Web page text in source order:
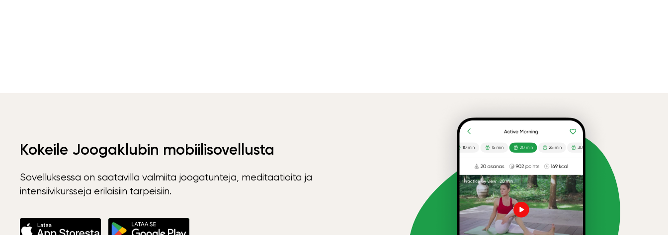
Kokeile Joogaklubin mobiilisovellusta
Sovelluksessa on saatavilla valmiita joogatunteja, meditaatioita ja
intensiivikursseja erilaisiin tarpeisiin.